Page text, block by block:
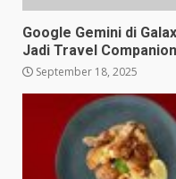
Google Gemini di
Jadi Travel
September 18, 2025